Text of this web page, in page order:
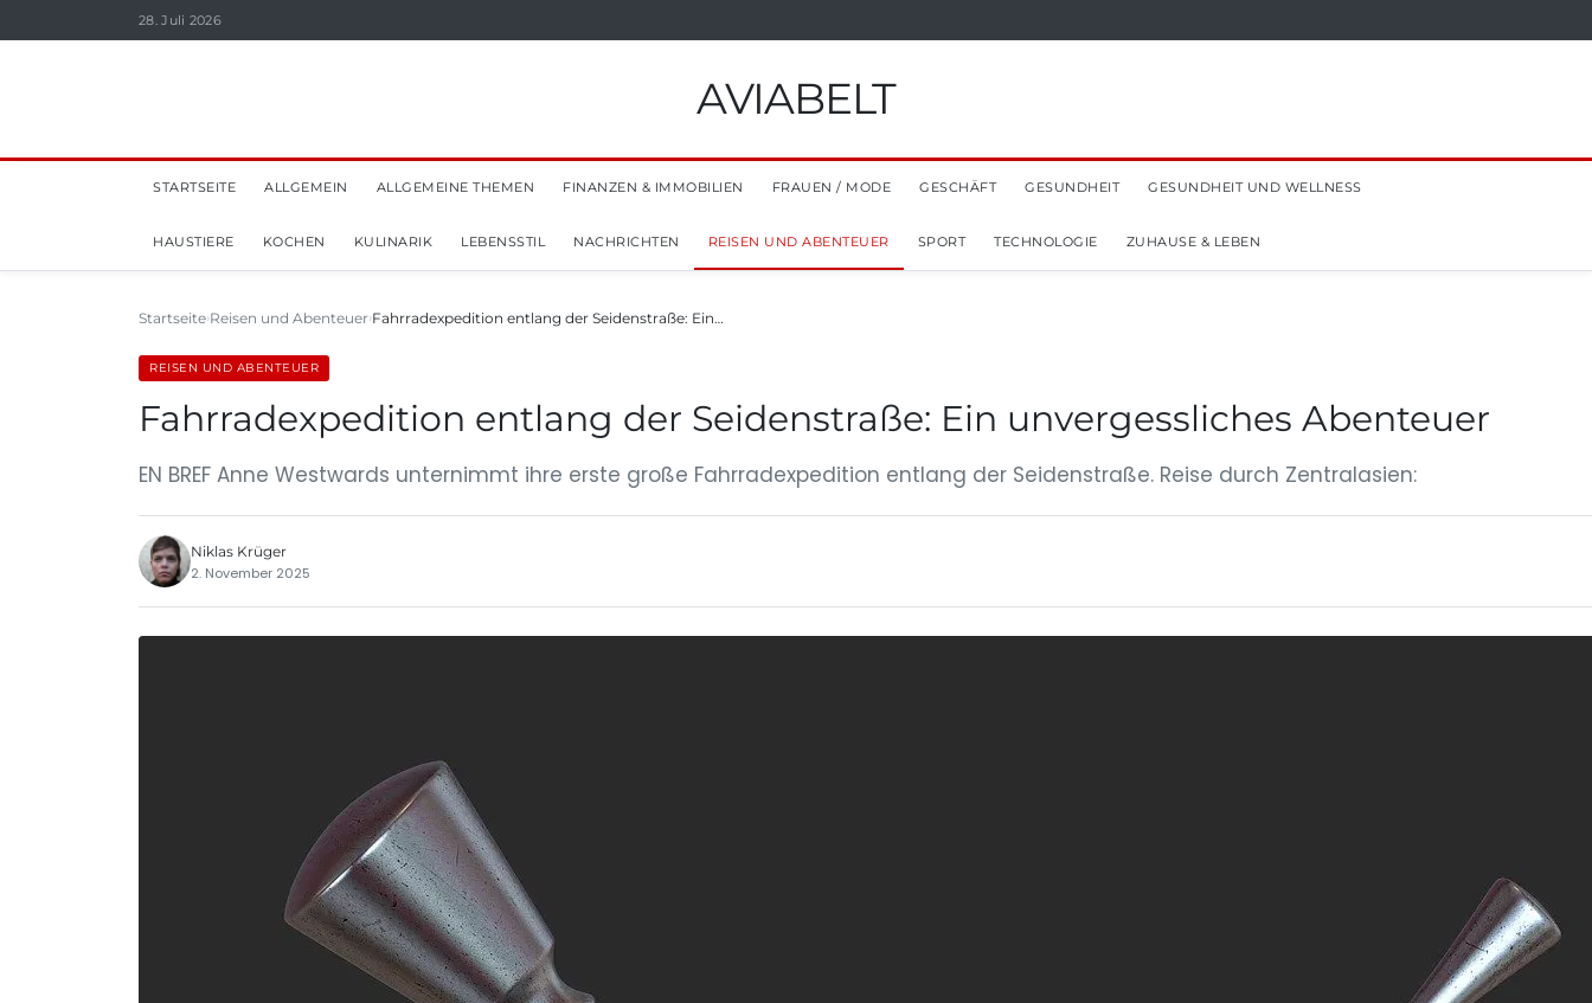
28. Juli 2026
AVIABELT
STARTSEITE ALLGEMEIN ALLGEMEINE THEMEN FINANZEN & IMMOBILIEN FRAUEN / MODE GESCHÄFT GESUNDHEIT GESUNDHEIT UND WELLNESS
HAUSTIERE KOCHEN KULINARIK LEBENSSTIL NACHRICHTEN REISEN UND ABENTEUER SPORT TECHNOLOGIE ZUHAUSE & LEBEN
Startseite Reisen und Abenteuer Fahrradexpedition entlang der Seidenstraße: Ein…
REISEN UND ABENTEUER
Fahrradexpedition entlang der Seidenstraße: Ein unvergessliches Abenteuer
EN BREF Anne Westwards unternimmt ihre erste große Fahrradexpedition entlang der Seidenstraße. Reise durch Zentralasien:
Niklas Krüger
2. November 2025